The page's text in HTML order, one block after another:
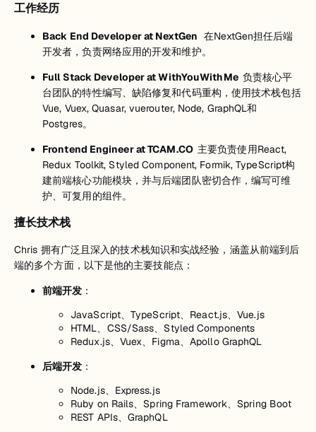
工作经历
Back End Developer at NextGen在NextGen担任后端
开发者，负责网络应用的开发和维护。
Full Stack Developer at WithYouWithMe 负责核心平
台团队的特性编写、缺陷修复和代码重构，使用技术栈包括
Vue, Vuex, Quasar, vuerouter, Node, GraphQL和
Postgres。
Frontend Engineer at TCAM.CO 主要负责使用React,
Redux Toolkit, Styled Component, Formik, TypeScript构
建前端核心功能模块，并与后端团队密切合作，编写可维
护、可复用的组件。
擅长技术栈
Chris 拥有广泛且深入的技术栈知识和实战经验，涵盖从前端到后
端的多个方面，以下是他的主要技能点：
前端开发 ：
JavaScript、TypeScript、React.js、Vue.js
HTML、CSS/Sass、Styled Components
Redux.js、Vuex、Figma、Apollo GraphQL
后端开发 ：
Node.js、Express.js
Ruby on Rails、Spring Framework、Spring Boot
REST APIs、GraphQL